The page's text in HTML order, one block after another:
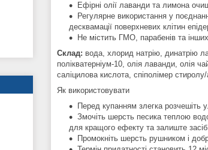
Ефірні олії лаванди та лимона
Регулярне використання у
десквамації поверхневих клітин
Не містить ГМО, парабенів та
Склад: вода, хлорид натрію, динатрію
полікватерніум-10, олія лаванди, олія
саліцилова кислота, спіполімер
Як використовувати
Перед купанням злегка
Змочіть шерсть песика теплою
для кращого ефекту та залиште
Промокніть шерсть рушником і